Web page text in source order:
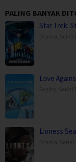
PALING BANYAK
Star Trek:
Love
Lioness